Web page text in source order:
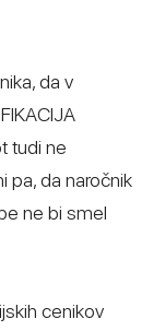
da v
tudi ne
pa, da naročnik
ne bi smel
cenikov